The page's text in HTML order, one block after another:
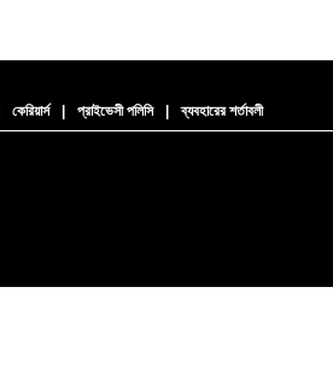
কেরিয়ার্স প্রাইভেসী পলিসি ব্যবহারের শর্তাবলী